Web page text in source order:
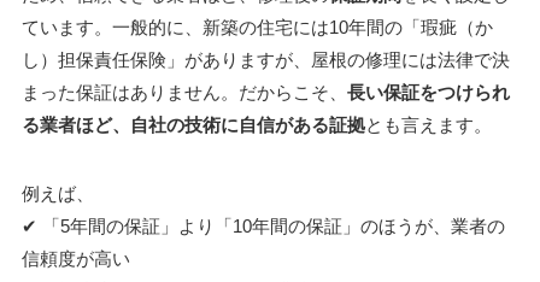
ています。一般的に、新築の住宅には10年間の「瑕疵（か
し）担保責任保険」がありますが、屋根の修理には法律で決
まった保証はありません。だからこそ、 長い保証をつけられ
る業者ほど、自社の技術に自信がある証拠とも言えます。
例えば、
✔︎ 「5年間の保証」より「10年間の保証」のほうが、業者の
信頼度が高い